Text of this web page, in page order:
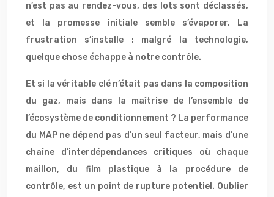
n’est pas au rendez-vous, des lots sont déclassés,
et la promesse initiale semble s’évaporer. La
frustration s’installe : malgré la technologie,
quelque chose échappe à notre contrôle.
Et si la véritable clé n’était pas dans la composition
du gaz, mais dans la maîtrise de l’ensemble de
l’écosystème de conditionnement ? La performance
du MAP ne dépend pas d’un seul facteur, mais d’une
chaîne d’interdépendances critiques où chaque
maillon, du film plastique à la procédure de
contrôle, est un point de rupture potentiel. Oublier